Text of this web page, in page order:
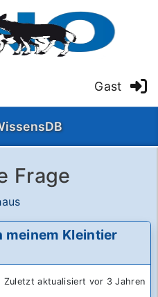
Gast
Frage
meinem Kleintier
Zuletzt aktualisiert vor 3 Jahren